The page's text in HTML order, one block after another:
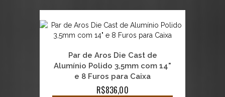
Par de Aros Die Cast de
Alumínio Polido 3,5mm com 14"
e 8 Furos para Caixa
R$836,00